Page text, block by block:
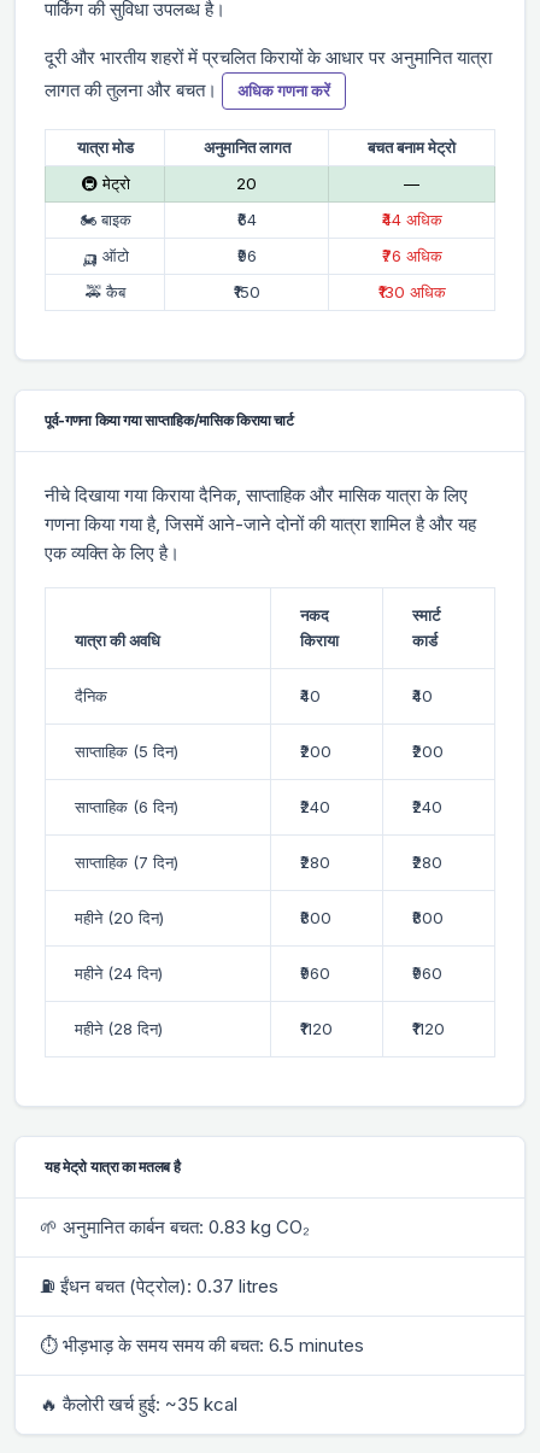
पार्किंग की सुविधा उपलब्ध है।
दूरी और भारतीय शहरों में प्रचलित किरायों के आधार पर अनुमानित यात्रा
लागत की तुलना और बचत।
अधिक गणना करें
यात्रा मोड अनुमानित लागत
बचत बनाम मेट्रो
🚇 मेट्रो
₹20
—
🏍 बाइक
₹64
₹44 अधिक
🛺 ऑटो
₹96
₹76 अधिक
🚕 कैब
₹150 ₹130 अधिक
पूर्व-गणना किया गया साप्ताहिक/मासिक किराया चार्ट
नीचे दिखाया गया किराया दैनिक, साप्ताहिक और मासिक यात्रा के लिए
गणना किया गया है, जिसमें आने-जाने दोनों की यात्रा शामिल है और यह
एक व्यक्ति के लिए है।
यात्रा की अवधि
नकद
किराया
स्मार्ट
कार्ड
दैनिक ₹40 ₹40
साप्ताहिक (5 दिन) ₹200 ₹200
साप्ताहिक (6 दिन) ₹240 ₹240
साप्ताहिक (7 दिन) ₹280 ₹280
महीने (20 दिन) ₹800 ₹800
महीने (24 दिन) ₹960 ₹960
महीने (28 दिन) ₹1120 ₹1120
यह मेट्रो यात्रा का मतलब है
🌱 अनुमानित कार्बन बचत: 0.83 kg CO₂
⛽ ईंधन बचत (पेट्रोल): 0.37 litres
⏱ भीड़भाड़ के समय समय की बचत: 6.5 minutes
🔥 कैलोरी खर्च हुई: ~35 kcal